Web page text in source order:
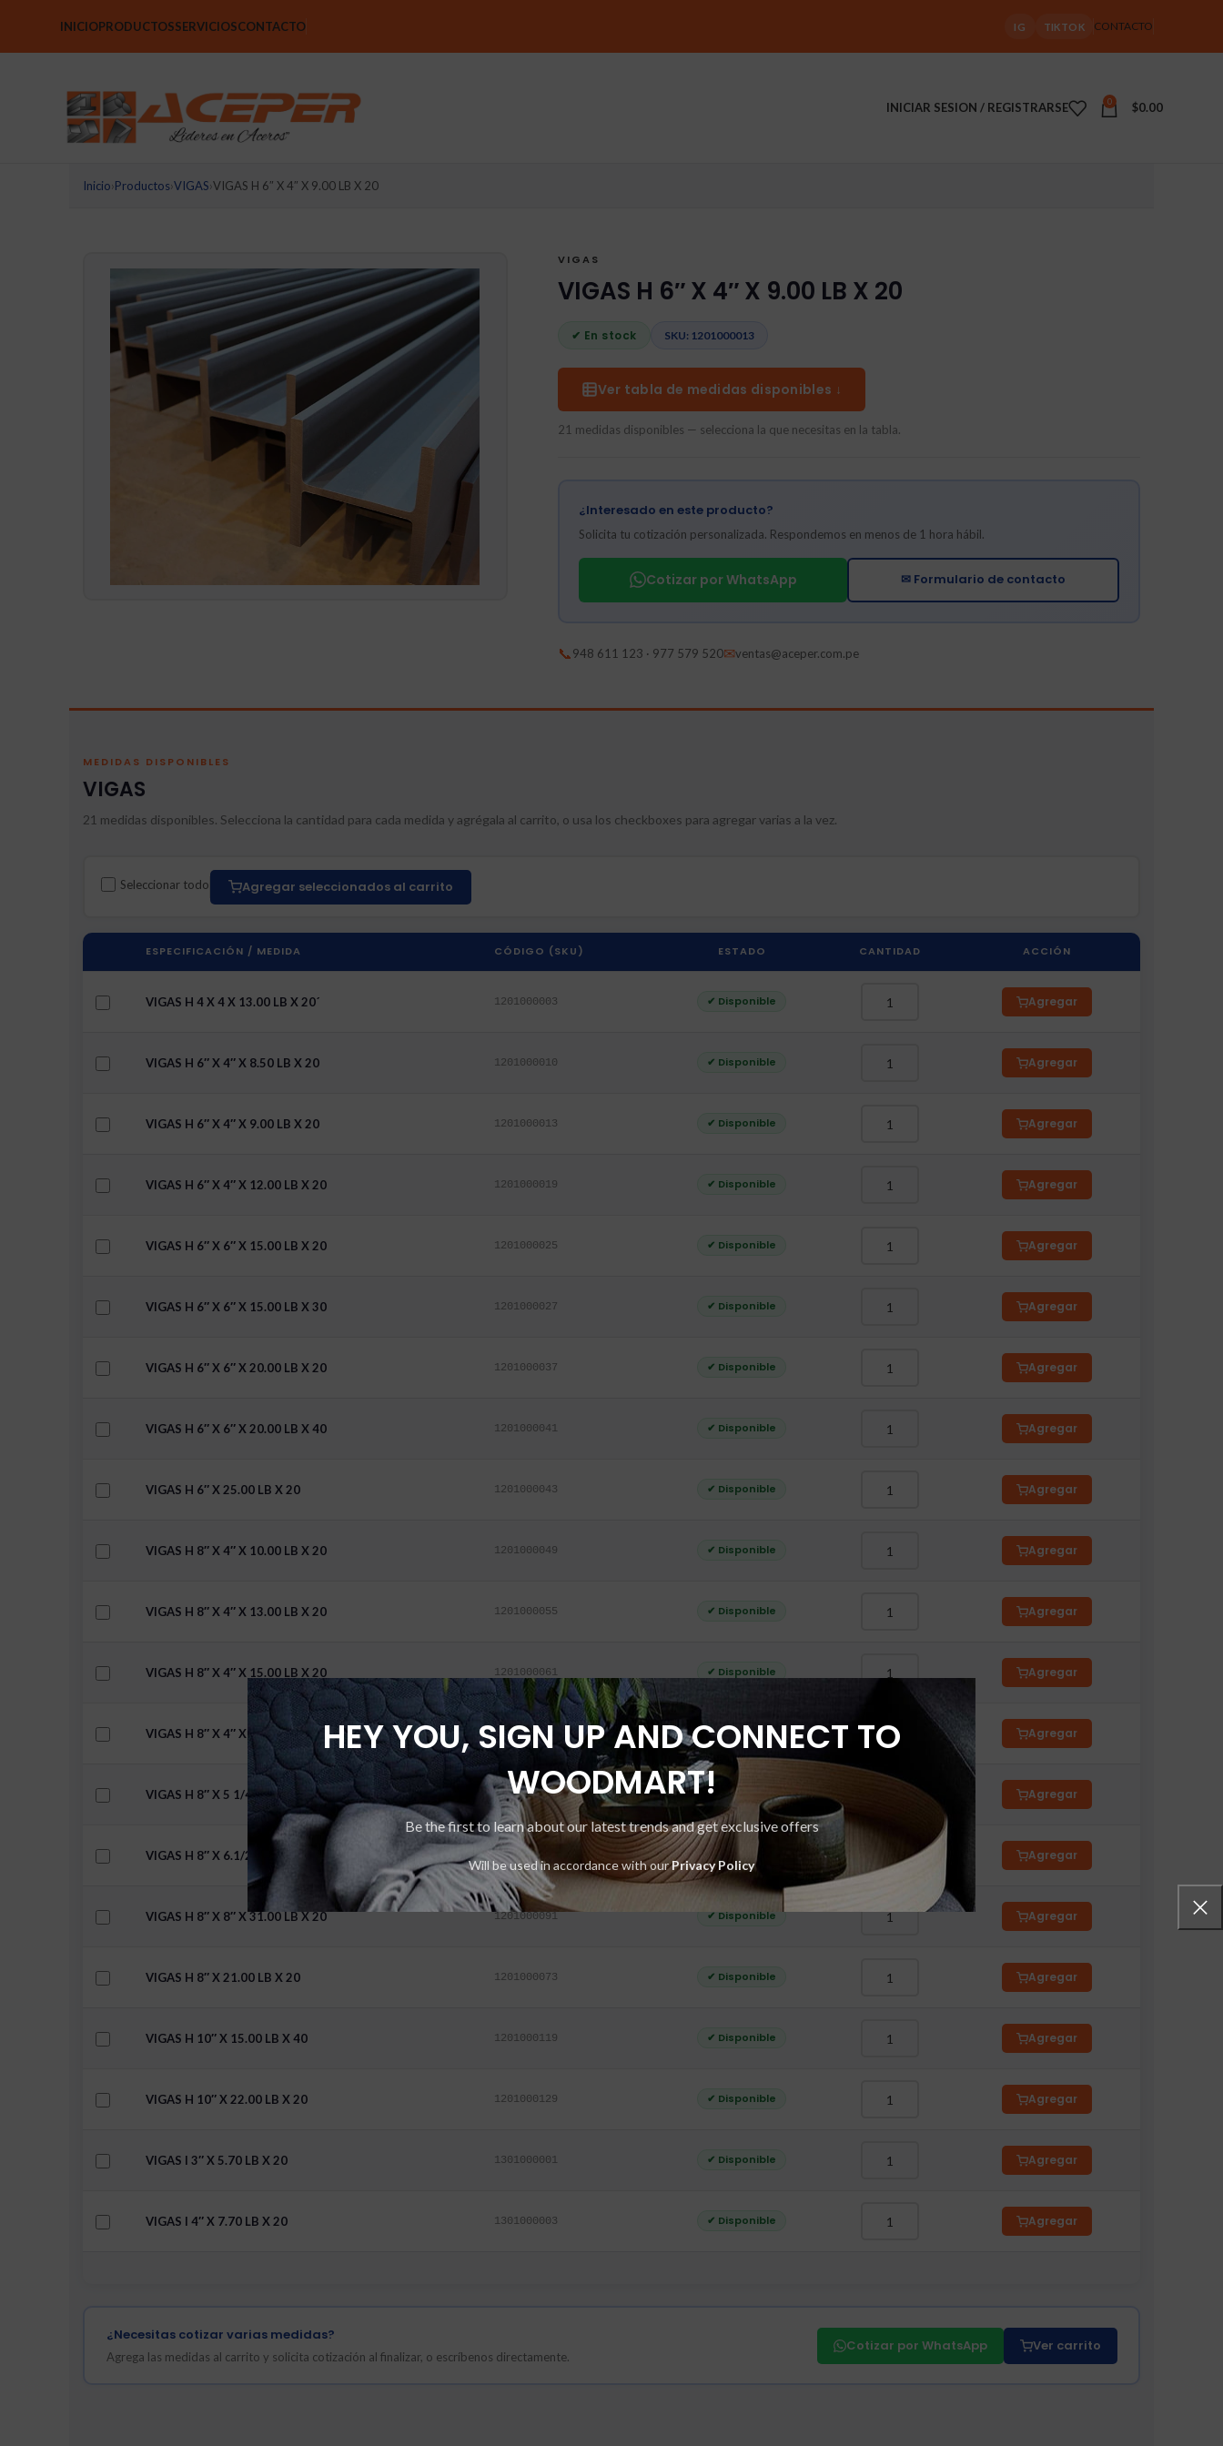
HEY YOU, SIGN UP AND CONNECT TO
WOODMART!
Be the first to learn about our latest trends and get exclusive offers
Will be used in accordance with ourPrivacy Policy
INICIOPRODUCTOSSERVICIOSCONTACTO IG TIKTOK CONTACTO
INICIAR SESION / REGISTRARSE 0 $0.00
Inicio›Productos›VIGAS›VIGAS H 6″ X 4″ X 9.00 LB X 20
VIGAS
VIGAS H 6″ X 4″ X 9.00 LB X 20
✔ En stock SKU: 1201000013
Ver tabla de medidas disponibles ↓
21 medidas disponibles — selecciona la que necesitas en la tabla.
¿Interesado en este producto?
Solicita tu cotización personalizada. Respondemos en menos de 1 hora hábil.
Cotizar por WhatsApp ✉ Formulario de contacto
📞948 611 123 · 977 579 520✉ventas@aceper.com.pe
MEDIDAS DISPONIBLES
VIGAS
21 medidas disponibles. Selecciona la cantidad para cada medida y agrégala al carrito, o usa los checkboxes para agregar varias a la vez.
Seleccionar todo Agregar seleccionados al carrito
ESPECIFICACIÓN / MEDIDA CÓDIGO (SKU) ESTADO CANTIDAD ACCIÓN
VIGAS H 4 X 4 X 13.00 LB X 20´ 1201000003 ✔ Disponible Agregar
VIGAS H 6″ X 4″ X 8.50 LB X 20 1201000010 ✔ Disponible Agregar
VIGAS H 6″ X 4″ X 9.00 LB X 20 1201000013 ✔ Disponible Agregar
VIGAS H 6″ X 4″ X 12.00 LB X 20 1201000019 ✔ Disponible Agregar
VIGAS H 6″ X 6″ X 15.00 LB X 20 1201000025 ✔ Disponible Agregar
VIGAS H 6″ X 6″ X 15.00 LB X 30 1201000027 ✔ Disponible Agregar
VIGAS H 6″ X 6″ X 20.00 LB X 20 1201000037 ✔ Disponible Agregar
VIGAS H 6″ X 6″ X 20.00 LB X 40 1201000041 ✔ Disponible Agregar
VIGAS H 6″ X 25.00 LB X 20 1201000043 ✔ Disponible Agregar
VIGAS H 8″ X 4″ X 10.00 LB X 20 1201000049 ✔ Disponible Agregar
VIGAS H 8″ X 4″ X 13.00 LB X 20 1201000055 ✔ Disponible Agregar
VIGAS H 8″ X 4″ X 15.00 LB X 20 1201000061 ✔ Disponible Agregar
VIGAS H 8″ X 4″ X 18.00 LB X 20 1201000067 ✔ Disponible Agregar
VIGAS H 8″ X 5 1/4″ X 18.00 LB X 20 1201000072 ✔ Disponible Agregar
VIGAS H 8″ X 6.1/2 X 24.00 LB X 20 1201000079 ✔ Disponible Agregar
VIGAS H 8″ X 8″ X 31.00 LB X 20 1201000091 ✔ Disponible Agregar
VIGAS H 8″ X 21.00 LB X 20 1201000073 ✔ Disponible Agregar
VIGAS H 10″ X 15.00 LB X 40 1201000119 ✔ Disponible Agregar
VIGAS H 10″ X 22.00 LB X 20 1201000129 ✔ Disponible Agregar
VIGAS I 3″ X 5.70 LB X 20 1301000001 ✔ Disponible Agregar
VIGAS I 4″ X 7.70 LB X 20 1301000003 ✔ Disponible Agregar
¿Necesitas cotizar varias medidas?
Agrega las medidas al carrito y solicita cotización al finalizar, o escríbenos directamente.
Cotizar por WhatsApp Ver carrito